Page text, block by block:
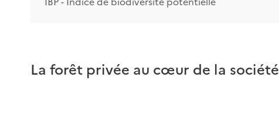
La forêt privée au cœur de la société